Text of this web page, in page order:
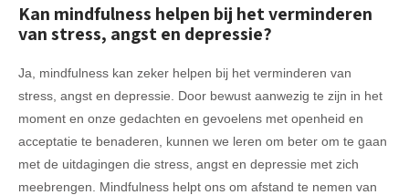
Kan mindfulness helpen bij het verminderen
van stress, angst en depressie?
Ja, mindfulness kan zeker helpen bij het verminderen van
stress, angst en depressie. Door bewust aanwezig te zijn in het
moment en onze gedachten en gevoelens met openheid en
acceptatie te benaderen, kunnen we leren om beter om te gaan
met de uitdagingen die stress, angst en depressie met zich
meebrengen. Mindfulness helpt ons om afstand te nemen van